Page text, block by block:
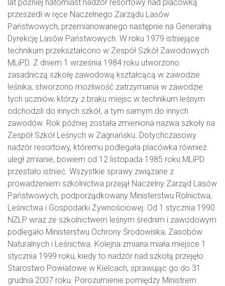
lat później natomiast nadzór resortowy nad placówką
przeszedł w ręce Naczelnego Zarządu Lasów
Państwowych, przemianowanego następnie na Generalną
Dyrekcję Lasów Państwowych. W roku 1979 istniejące
technikum przekształcono w Zespół Szkół Zawodowych
MLiPD. Z dniem 1 września 1984 roku utworzono
zasadniczą szkołę zawodową kształcącą w zawodzie
leśnika, stworzono możliwość zatrzymania w zawodzie
tych uczniów, którzy z braku miejsc w technikum leśnym
odchodzili do innych szkół, a tym samym do innych
zawodów. Rok później została zmieniona nazwa szkoły na
Zespół Szkół Leśnych w Zagnańsku. Dotychczasowy
nadzór resortowy, któremu podlegała placówka również
uległ zmianie, bowiem od 12 listopada 1985 roku MLiPD
przestało istnieć. Wszystkie sprawy związane z
prowadzeniem szkolnictwa przejął Naczelny Zarząd Lasów
Państwowych, podporządkowany Ministerstwu Rolnictwa,
Leśnictwa i Gospodarki Żywnościowej. Od 1 stycznia 1990
NZLP wraz ze szkolnictwem leśnym średnim i zawodowym
podlegało Ministerstwu Ochrony Środowiska, Zasobów
Naturalnych i Leśnictwa. Kolejna zmiana miała miejsce 1
stycznia 1999 roku, kiedy to nadzór nad szkołą przejęło
Starostwo Powiatowe w Kielcach, sprawując go do 31
grudnia 2007 roku. Porozumienie pomiędzy Ministrem